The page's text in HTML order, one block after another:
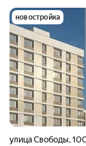
новостройка
улица Свободы,